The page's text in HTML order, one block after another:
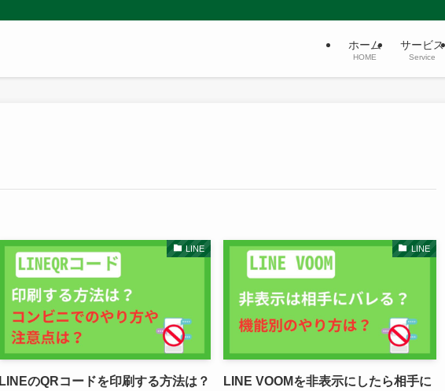
ホーム
HOME
サービス
Service
LINE
LINEのQRコードを印刷する方法は？
LINE
LINE VOOMを非表示にしたら相手に